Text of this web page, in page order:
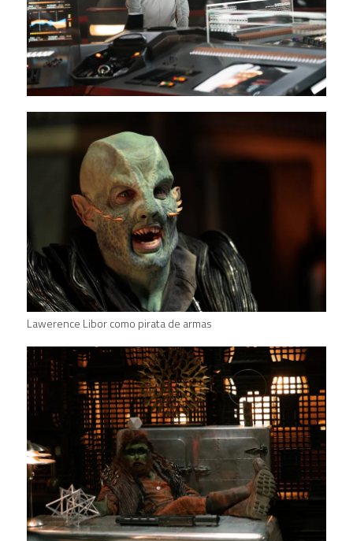
Lawerence Libor como pirata de armas